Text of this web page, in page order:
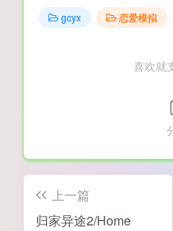
gcyx 恋爱模拟
喜欢就
上一篇
归家异途2/Home